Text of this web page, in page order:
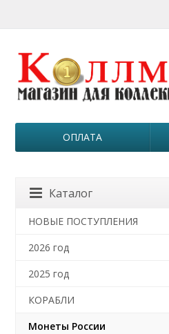
ОПЛАТА
Каталог
НОВЫЕ ПОСТУПЛЕНИЯ
2026 год
2025 год
КОРАБЛИ
Монеты России